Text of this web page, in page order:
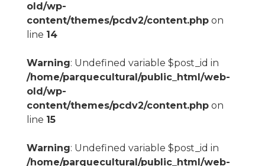
old/wp-
content/themes/pcdv2/content.phpon
line 14
Warning: Undefined variable $post_id in
/home/parquecultural/public_html/web-
old/wp-
content/themes/pcdv2/content.phpon
line 15
Warning: Undefined variable $post_id in
/home/parquecultural/public_html/web-